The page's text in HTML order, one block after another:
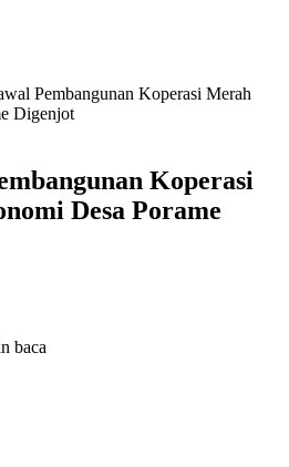
Pembangunan Koperasi Merah
Digenjot
Koperasi
Desa Porame
baca